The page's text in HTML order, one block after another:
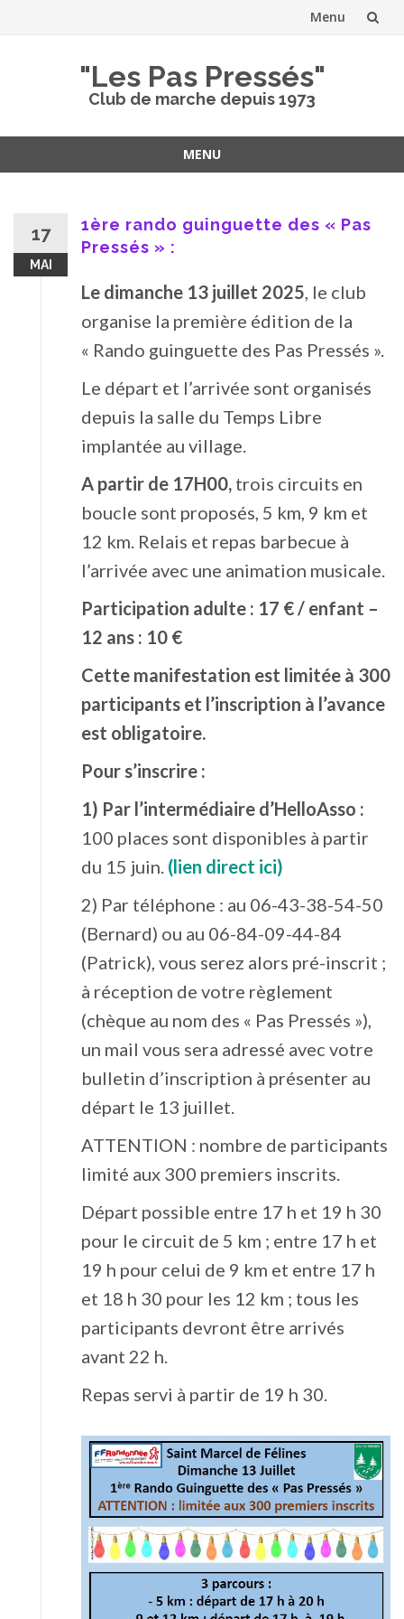
Menu
"Les Pas Pressés"
Club de marche depuis 1973
MENU
17
MAI
1ère rando guinguette des « Pas
Pressés » :
Le dimanche 13 juillet 2025, le club
organise la première édition de la
« Rando guinguette des Pas Pressés ».
Le départ et l’arrivée sont organisés
depuis la salle du Temps Libre
implantée au village.
A partir de 17H00, trois circuits en
boucle sont proposés, 5 km, 9 km et
12 km. Relais et repas barbecue à
l’arrivée avec une animation musicale.
Participation adulte : 17 € / enfant –
12 ans : 10 €
Cette manifestation est limitée à 300
participants et l’inscription à l’avance
est obligatoire.
Pour s’inscrire :
1) Par l’intermédiaire d’HelloAsso :
100 places sont disponibles à partir
du 15 juin. (lien direct ici)
2) Par téléphone : au 06-43-38-54-50
(Bernard) ou au 06-84-09-44-84
(Patrick), vous serez alors pré-inscrit ;
à réception de votre règlement
(chèque au nom des « Pas Pressés »),
un mail vous sera adressé avec votre
bulletin d’inscription à présenter au
départ le 13 juillet.
ATTENTION : nombre de participants
limité aux 300 premiers inscrits.
Départ possible entre 17 h et 19 h 30
pour le circuit de 5 km ; entre 17 h et
19 h pour celui de 9 km et entre 17 h
et 18 h 30 pour les 12 km ; tous les
participants devront être arrivés
avant 22 h.
Repas servi à partir de 19 h 30.